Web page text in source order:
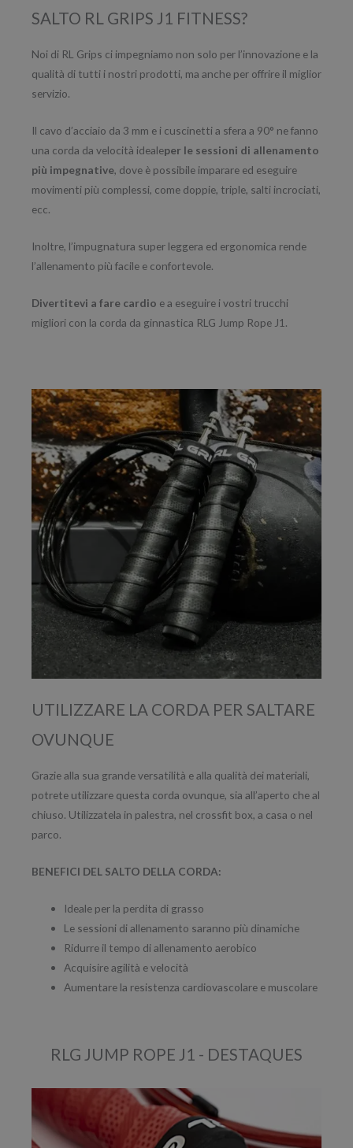
SALTO RL GRIPS J1 FITNESS?
Noi di RL Grips ci impegniamo non solo per l’innovazione e la
qualità di tutti i nostri prodotti, ma anche per offrire il miglior
servizio.
Il cavo d’acciaio da 3 mm e i cuscinetti a sfera a 90° ne fanno
una corda da velocità idealeper le sessioni di allenamento
più impegnative, dove è possibile imparare ed eseguire
movimenti più complessi, come doppie, triple, salti incrociati,
ecc.
Inoltre, l’impugnatura super leggera ed ergonomica rende
l’allenamento più facile e confortevole.
Divertitevi a fare cardio e a eseguire i vostri trucchi
migliori con la corda da ginnastica RLG Jump Rope J1.
UTILIZZARE LA CORDA PER SALTARE
OVUNQUE
Grazie alla sua grande versatilità e alla qualità dei materiali,
potrete utilizzare questa corda ovunque, sia all’aperto che al
chiuso. Utilizzatela in palestra, nel crossfit box, a casa o nel
parco.
BENEFICI DEL SALTO DELLA CORDA:
Ideale per la perdita di grasso
Le sessioni di allenamento saranno più dinamiche
Ridurre il tempo di allenamento aerobico
Acquisire agilità e velocità
Aumentare la resistenza cardiovascolare e muscolare
RLG JUMP ROPE J1 - DESTAQUES